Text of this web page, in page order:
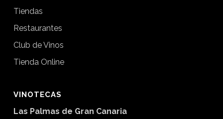
Tiendas
Restaurantes
Club de Vinos
Tienda Online
VINOTECAS
Las Palmas de Gran Canaria